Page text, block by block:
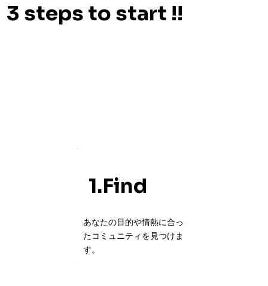
3 steps to start !!
1.Find
あなたの目的や情熱に合っ
たコミュニティを見つけま
す。